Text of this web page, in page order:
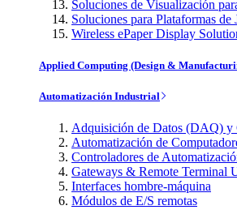
Soluciones de Visualización
Soluciones para Plataformas de
Wireless ePaper Display
Applied Computing (Design &
Automatización Industrial
Adquisición de Datos (DAQ) y
Automatización de
Controladores de
Gateways & Remote Terminal
Interfaces hombre-máquina
Módulos de E/S remotas